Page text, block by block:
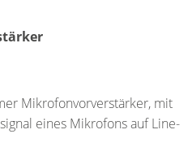
Mikrofonvorverstärker, mit
eines Mikrofons auf Line-